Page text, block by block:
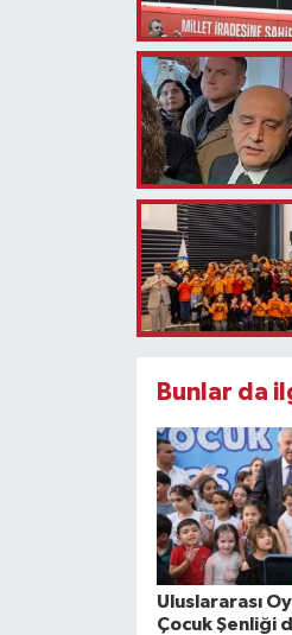
Bunlar da
Uluslararası
Çocuk Şenliği